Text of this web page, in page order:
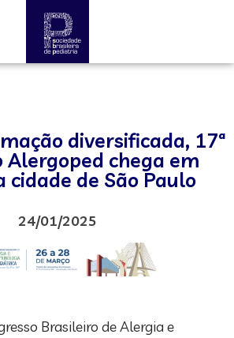
diversificada, 17ª
Alergoped chega em
cidade de São Paulo
24/01/2025
Brasileiro de Alergia e